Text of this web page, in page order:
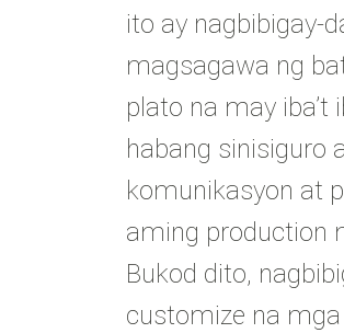
ito ay nagbibigay-
magsagawa ng
plato na may iba’t
habang sinisiguro
komunikasyon at
aming production
Bukod dito,
customize na